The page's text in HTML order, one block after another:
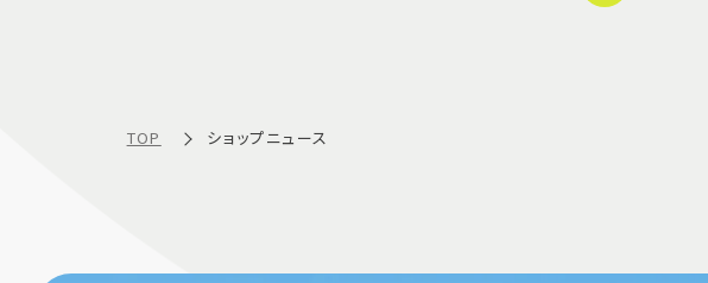
TOP ショップニュース